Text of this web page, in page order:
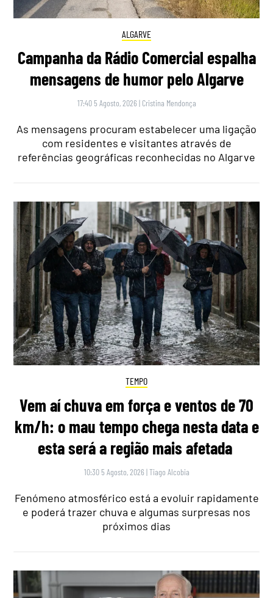
ALGARVE
Campanha da Rádio Comercial espalha
mensagens de humor pelo Algarve
17:40 5 Agosto, 2026 | Cristina Mendonça
As mensagens procuram estabelecer uma ligação
com residentes e visitantes através de
referências geográficas reconhecidas no Algarve
TEMPO
Vem aí chuva em força e ventos de 70
km/h: o mau tempo chega nesta data e
esta será a região mais afetada
10:30 5 Agosto, 2026 |Tiago Alcobia
Fenómeno atmosférico está a evoluir rapidamente
e poderá trazer chuva e algumas surpresas nos
próximos dias